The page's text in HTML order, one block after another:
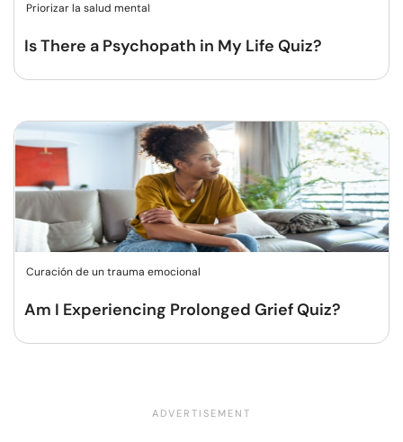
Priorizar la salud mental
Is There a Psychopath in My Life Quiz?
Curación de un trauma emocional
Am I Experiencing Prolonged Grief Quiz?